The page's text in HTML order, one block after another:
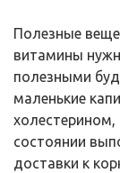
Полезные
витамины
полезными
маленькие
состоянии
доставки к